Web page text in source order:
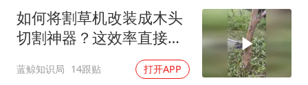
如何将割草机改装成木头
切割神器？这效率直接翻
蓝鲸知识局 14跟贴 打开APP